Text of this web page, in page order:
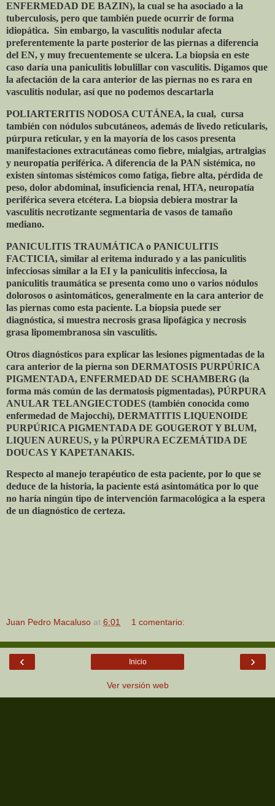
ENFERMEDAD DE BAZIN), la cual se ha asociado a la
tuberculosis, pero que también puede ocurrir de forma
idiopática. Sin embargo, la vasculitis nodular afecta
preferentemente la parte posterior de las piernas a diferencia
del EN, y muy frecuentemente se ulcera. La biopsia en este
caso daría una paniculitis lobulillar con vasculitis. Digamos que
la afectación de la cara anterior de las piernas no es rara en
vasculitis nodular, así que no podemos descartarla
POLIARTERITIS NODOSA CUTÁNEA, la cual, cursa
también con nódulos subcutáneos, además de livedo reticularis,
púrpura reticular, y en la mayoría de los casos presenta
manifestaciones extracutáneas como fiebre, mialgias, artralgias
y neuropatía periférica. A diferencia de la PAN sistémica, no
existen síntomas sistémicos como fatiga, fiebre alta, pérdida de
peso, dolor abdominal, insuficiencia renal, HTA, neuropatía
periférica severa etcétera. La biopsia debiera mostrar la
vasculitis necrotizante segmentaria de vasos de tamaño
mediano.
PANICULITIS TRAUMÁTICA o PANICULITIS
FACTICIA, similar al eritema indurado y a las paniculitis
infecciosas similar a la EI y la paniculitis infecciosa, la
paniculitis traumática se presenta como uno o varios nódulos
dolorosos o asintomáticos, generalmente en la cara anterior de
las piernas como esta paciente. La biopsia puede ser
diagnóstica, si muestra necrosis grasa lipofágica y necrosis
grasa lipomembranosa sin vasculitis.
Otros diagnósticos para explicar las lesiones pigmentadas de la
cara anterior de la pierna son DERMATOSIS PURPÚRICA
PIGMENTADA, ENFERMEDAD DE SCHAMBERG (la
forma más común de las dermatosis pigmentadas), PÚRPURA
ANULAR TELANGIECTODES (también conocida como
enfermedad de Majocchi), DERMATITIS LIQUENOIDE
PURPÚRICA PIGMENTADA DE GOUGEROT Y BLUM,
LIQUEN AUREUS, y la PÚRPURA ECZEMÁTIDA DE
DOUCAS Y KAPETANAKIS.
Respecto al manejo terapéutico de esta paciente, por lo que se
deduce de la historia, la paciente está asintomática por lo que
no haría ningún tipo de intervención farmacológica a la espera
de un diagnóstico de certeza.
Juan Pedro Macaluso at 6:01 1 comentario:
‹ ›
Inicio
Ver versión web